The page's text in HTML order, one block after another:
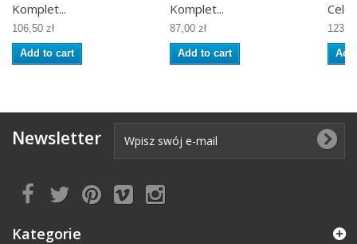
Komplet...
106,50 zł
Add to cart
Komplet...
87,00 zł
Add to cart
Newsletter
Kategorie